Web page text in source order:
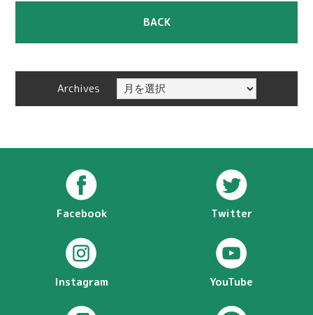
BACK
Archives
Facebook Twitter
Instagram YouTube